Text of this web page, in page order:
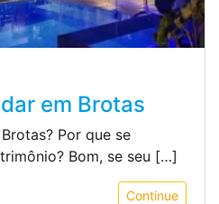
em Brotas
Por que se
Bom, se seu […]
Continue